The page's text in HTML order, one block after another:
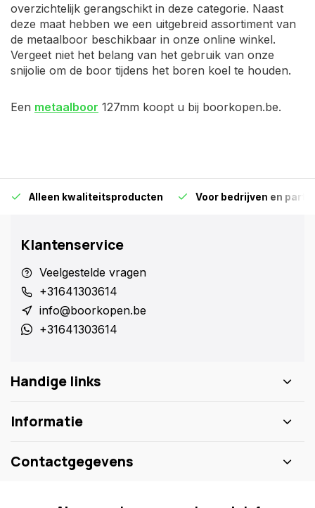
overzichtelijk gerangschikt in deze categorie. Naast
deze maat hebben we een uitgebreid assortiment van
de metaalboor beschikbaar in onze online winkel.
Vergeet niet het belang van het gebruik van onze
snijolie om de boor tijdens het boren koel te houden.
Een metaalboor 127mm koopt u bij boorkopen.be.
Alleen kwaliteitsproducten Voor bedrijven en
Klantenservice
Veelgestelde vragen
+31641303614
info@boorkopen.be
+31641303614
Handige links
Informatie
Contactgegevens